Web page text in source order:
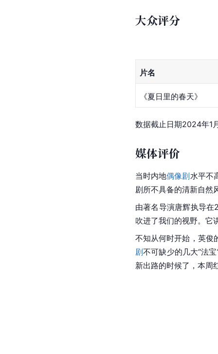
大众评分
片名
《夏日里的春天》
数据截止日期2024年1
媒体评价
当时内地偶像剧水平不
剧所不具备的清新自然
由著名导演唐辉执导
吹进了我们的视野。它
不知从何时开始，英俊
剧不可缺少的几大“法
新出路的时候了，本周